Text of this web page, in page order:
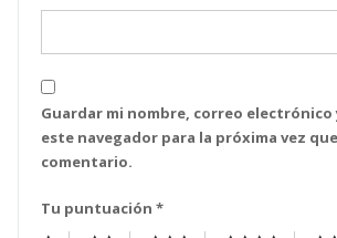
Guardar mi nombre, correo electrónico
este navegador para la próxima vez
comentario.
Tu puntuación *